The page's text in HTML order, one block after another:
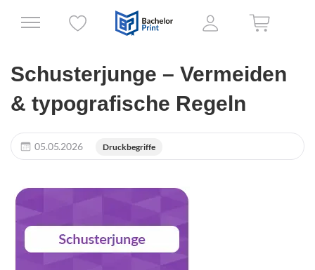
Schusterjunge – Vermeiden
& typografische Regeln
05.05.2026 Druckbegriffe